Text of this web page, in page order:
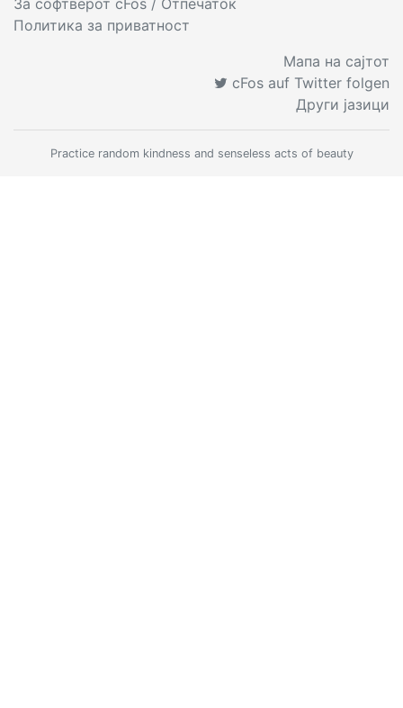
За софтверот cFos / Отпечаток
Политика за приватност
Мапа на сајтот
cFos auf Twitter folgen
Други јазици
Practice random kindness and senseless acts of beauty